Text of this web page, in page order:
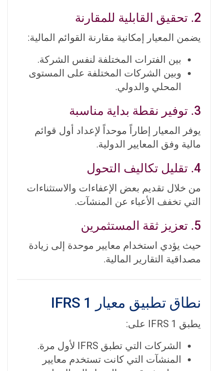
2. تحقيق القابلية للمقارنة
يضمن المعيار إمكانية مقارنة القوائم المالية:
بين الفترات المختلفة لنفس الشركة.
وبين الشركات المختلفة على المستوى
المحلي والدولي.
3. توفير نقطة بداية مناسبة
يوفر المعيار إطاراً موحداً لإعداد أول قوائم
مالية وفق المعايير الدولية.
4. تقليل تكاليف التحول
من خلال تقديم بعض الإعفاءات والاستثناءات
التي تخفف الأعباء عن المنشآت.
5. تعزيز ثقة المستثمرين
حيث يؤدي استخدام معايير موحدة إلى زيادة
مصداقية التقارير المالية.
نطاق تطبيق معيار IFRS 1
يطبق IFRS 1 على:
الشركات التي تطبق IFRS لأول مرة.
المنشآت التي كانت تستخدم معايير